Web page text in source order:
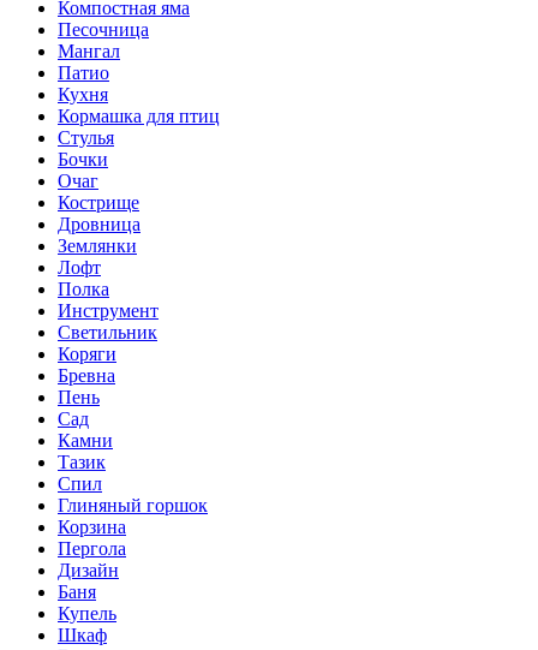
Компостная яма
Песочница
Мангал
Патио
Кухня
Кормашка для птиц
Стулья
Бочки
Очаг
Кострище
Дровница
Землянки
Лофт
Полка
Инструмент
Светильник
Коряги
Бревна
Пень
Сад
Камни
Тазик
Спил
Глиняный горшок
Корзина
Пергола
Дизайн
Баня
Купель
Шкаф